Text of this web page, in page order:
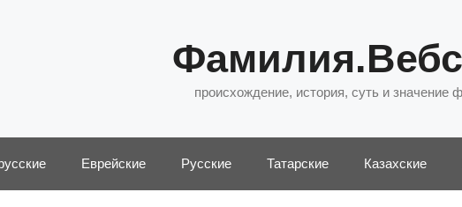
происхождение, история, суть и значение
Еврейские Русские Татарские Казахские